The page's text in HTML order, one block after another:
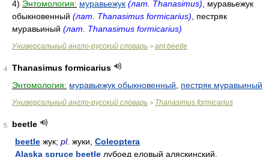
4) Энтомология: муравьежук (лат. Thanasimus) , муравьежук
обыкновенный (лат. Thanasimus formicarius) , пестряк
муравьиный (лат. Thanasimus formicarius)
Универсальный англо-русский словарь > ant beetle
4
Thanasimus formicarius
Энтомология: муравьежук обыкновенный пестряк муравьиный
Универсальный англо-русский словарь > Thanasimus formicarius
5
beetle
beetle жук; pl. жуки, Coleoptera
Alaska spruce beetle лубоед еловый аляскинский,